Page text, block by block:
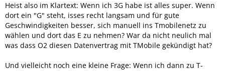
Heist also im Klartext: Wenn ich 3G habe ist alles super. Wenn
dort ein "G" steht, isses recht langsam und für gute
Geschwindigkeiten besser, sich manuell ins Tmobilenetz zu
wählen und dort das E zu nehmen? War da nicht neulich mal
was dass O2 diesen Datenvertrag mit TMobile gekündigt hat?
Und vielleicht noch eine kleine Frage: Wenn ich dann zu T-